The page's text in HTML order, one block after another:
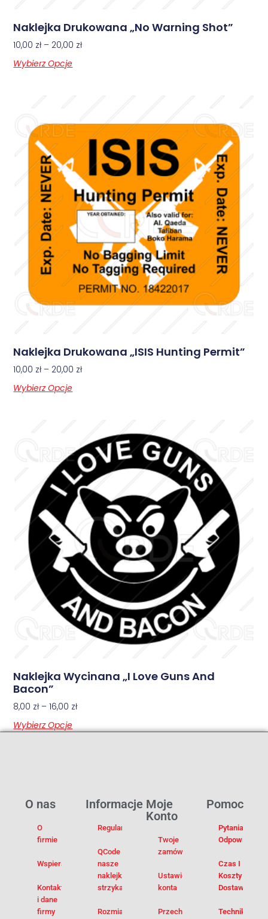
Naklejka Drukowana „No Warning Shot”
10,00 zł – 20,00 zł
Wybierz Opcje
Naklejka Drukowana „ISIS Hunting Permit”
10,00 zł – 20,00 zł
Wybierz Opcje
Naklejka Wycinana „I Love Guns And
Bacon”
8,00 zł – 16,00 zł
Wybierz Opcje
Pomoc
Pytania I
Odpowiedzi
Czas I
Koszty
Dostawy
Techniki
Moje
Konto
Twoje
zamówienia
Ustawienia
konta
Przechowalnia
Informacje
Regulamin
QCode –
nasze
naklejki na
strzykawki
Rozmiarówka
O nas
O
firmie
Wspieramy
Kontakt
i dane
firmy